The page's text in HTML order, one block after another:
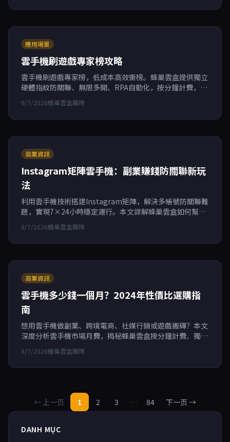
應用場景
雲手機刷遊戲專家榜攻略
雲手機刷遊戲專家榜，低成本高效衝榜。蜂巢雲盒提供獨立
硬體指紋防關聯、無限多開、RPA自動化，按分鐘計費，助
您穩定批量操控帳號，實現遊戲搬磚副業收益翻倍。
9/7/2026蜂巢雲盒團隊
商業資訊
Instagram矩陣雲手機：副業賺錢防關聯新玩
法
利用雲手機技術搭建Instagram矩陣，解決多帳號防關聯難
題，實現7×24小時穩定運行。本文詳解蜂巢雲盒如何幫助
副業用戶、跨境電商和社媒行銷者透過獨立硬體指紋、無限
多開與RPA自動化，高效管理多個帳號，提升賺錢效率。
8/7/2026蜂巢雲盒團隊
商業資訊
雲手機多少錢一個月？2024年性價比選購指
南
想用雲手機做副業、跨境電商、社媒行銷或遊戲搬磚？本文
深度分析雲手機市場月費，揭秘蜂巢雲盒按分鐘計費、獨立
硬件指紋防關聯等優勢，幫您選出高性價比方案。
8/7/2026蜂巢雲盒團隊
← 上一页 1 2 3 … 84 下一页 →
DANH MỤC